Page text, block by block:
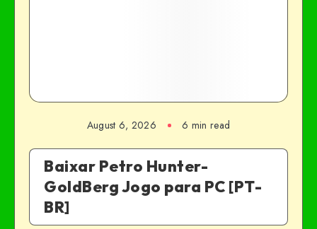
August 6, 2026 6 min read
Baixar Petro Hunter-
GoldBerg Jogo para PC [PT-
BR]